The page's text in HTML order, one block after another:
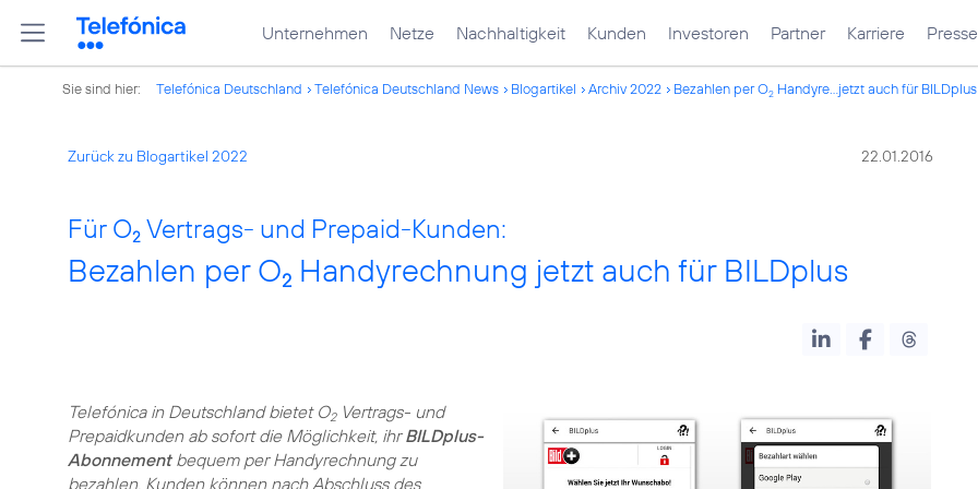
Unternehmen Netze Nachhaltigkeit Kunden Investoren Partner Karriere Presse
Sie sind hier: Telefónica Deutschland Telefónica Deutschland News Blogartikel Archiv 2022 Bezahlen per O2 Handyre...jetzt auch für BILDplus
Zurück zu Blogartikel 2022 22.01.2016
Für O2 Vertrags- und Prepaid-Kunden:
Bezahlen per O2 Handyrechnung jetzt auch für BILDplus
Telefónica in Deutschland bietet O2Vertrags- und
Prepaidkunden ab sofort die Möglichkeit, ihrBILDplus-
Abonnementbequem per Handyrechnung zu
bezahlen. Kunden können nach Abschluss des